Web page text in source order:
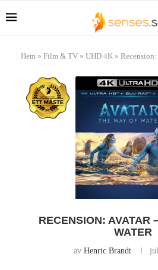
Hem » Film & TV » UHD 4K »
RECENSION: AVATAR
WATER
av Henric Brandt